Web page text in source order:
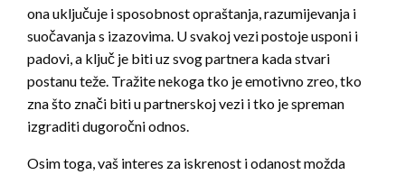
ona uključuje i sposobnost opraštanja, razumijevanja i
suočavanja s izazovima. U svakoj vezi postoje usponi i
padovi, a ključ je biti uz svog partnera kada stvari
postanu teže. Tražite nekoga tko je emotivno zreo, tko
zna što znači biti u partnerskoj vezi i tko je spreman
izgraditi dugoročni odnos.
Osim toga, vaš interes za iskrenost i odanost možda